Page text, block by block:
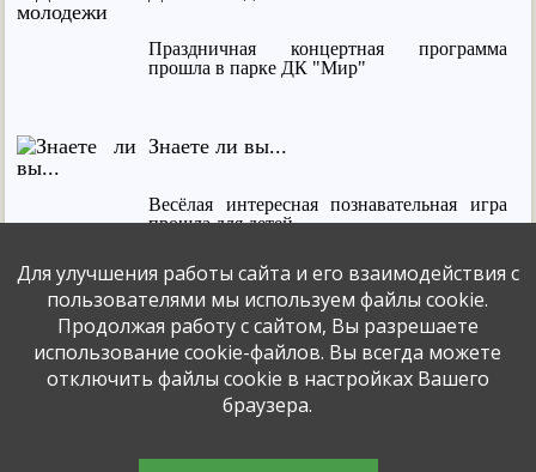
Праздничная концертная программа
прошла в парке ДК "Мир"
Знаете ли вы...
Весёлая интересная познавательная игра
прошла для детей
Волшебное лето знаний
Познавательные занятия прошли для
дошкольников
Логика и факты
Для улучшения работы сайта и его взаимодействия с
пользователями мы используем файлы cookie.
Продолжая работу с сайтом, Вы разрешаете
использование cookie-файлов. Вы всегда можете
отключить файлы cookie в настройках Вашего
браузера.